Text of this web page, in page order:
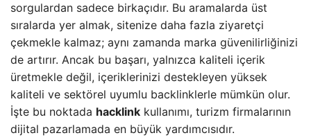
sorgulardan sadece birkaçıdır. Bu aramalarda üst
sıralarda yer almak, sitenize daha fazla ziyaretçi
çekmekle kalmaz; aynı zamanda marka güvenilirliğinizi
de artırır. Ancak bu başarı, yalnızca kaliteli içerik
üretmekle değil, içeriklerinizi destekleyen yüksek
kaliteli ve sektörel uyumlu backlinklerle mümkün olur.
İşte bu noktada hacklink kullanımı, turizm firmalarının
dijital pazarlamada en büyük yardımcısıdır.